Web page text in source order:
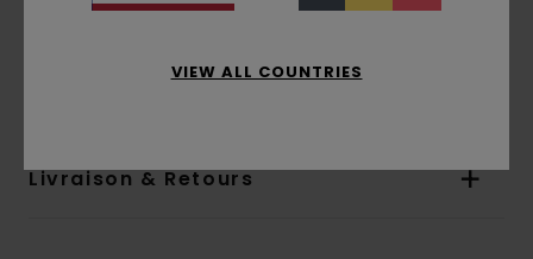
Livraison & Retours
VIEW ALL COUNTRIES